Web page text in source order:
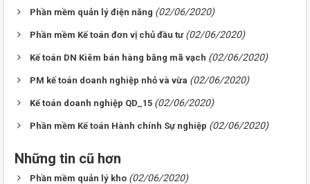
Phần mềm quản lý điện năng (02/06/2020)
Phần mềm Kế toán đơn vị chủ đầu tư (02/06/2020)
Kế toán DN Kiêm bán hàng bằng mã vạch (02/06/2020)
PM kế toán doanh nghiệp nhỏ và vừa (02/06/2020)
Kế toán doanh nghiệp QD_15 (02/06/2020)
Phần mềm Kế toán Hành chính Sự nghiệp (02/06/2020)
Những tin cũ hơn
Phần mềm quản lý kho (02/06/2020)